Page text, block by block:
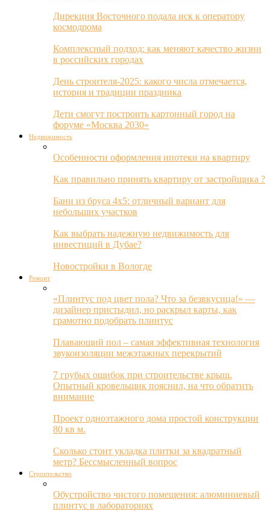
Дирекция Восточного подала иск к оператору
космодрома
Комплексный подход: как меняют качество жизни
в российских городах
День строителя-2025: какого числа отмечается,
история и традиции праздника
Дети смогут построить картонный город на
форуме «Москва 2030»
Недвижимость
Особенности оформления ипотеки на квартиру
Как правильно принять квартиру от застройщика ?
Бани из бруса 4х5: отличный вариант для
небольших участков
Как выбрать надежную недвижимость для
инвестиций в Дубае?
Новостройки в Вологде
Ремонт
«Плинтус под цвет пола? Что за безвкусица!» —
дизайнер пристыдил, но раскрыл карты, как
грамотно подобрать плинтус
Плавающий пол – самая эффективная технология
звукоизоляции межэтажных перекрытий
7 грубых ошибок при строительстве крыш.
Опытный кровельщик пояснил, на что обратить
внимание
Проект одноэтажного дома простой конструкции
80 кв м.
Сколько стоит укладка плитки за квадратный
метр? Бессмысленный вопрос
Строительство
Обустройство чистого помещения: алюминиевый
плинтус в лабораториях